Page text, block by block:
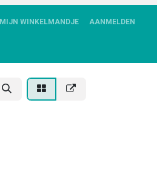
MIJN WINKELMANDJE AANMELDEN